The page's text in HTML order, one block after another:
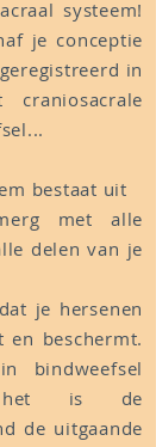
systeem!
je conceptie
in
bestaat uit
met alle
delen van je
je hersenen
en beschermt.
bindweefsel
het is de
de uitgaande